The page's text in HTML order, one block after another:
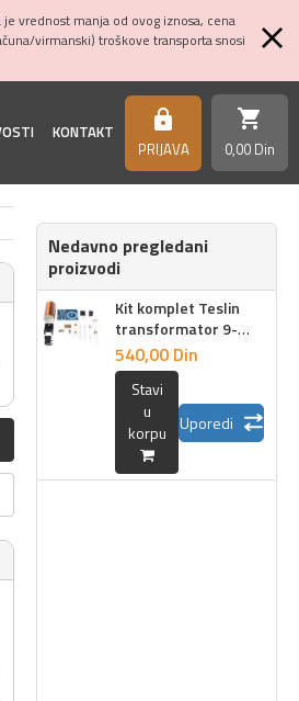
vrednost manja od ovog iznosa, cena
virmanski) troškove transporta snosi
KONTAKT https
PRIJAVA
shopping_cart
0,00 Din
Nedavno pregledani
proizvodi
Kit komplet Teslin
transformator 9-
12VDC
540,00 Din
Stavi
u
korpu
Uporedi